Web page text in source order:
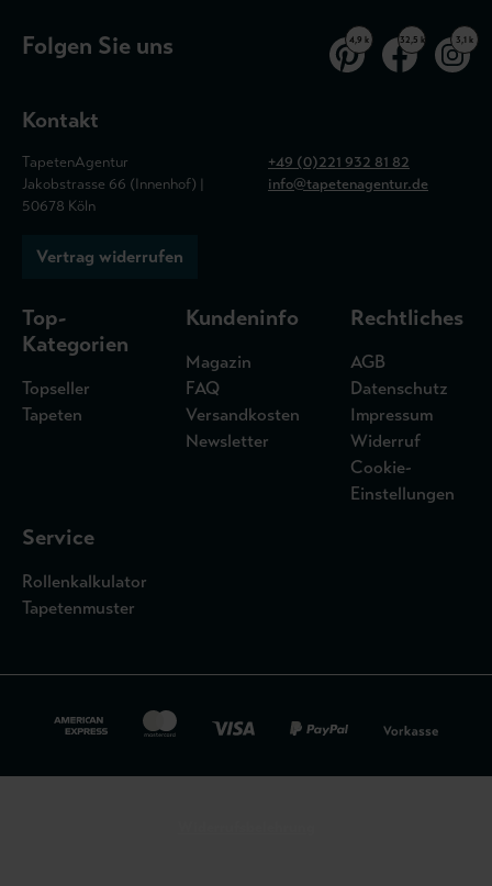
Folgen Sie uns 4,9 k 32,5 k 3,1 k
Kontakt
TapetenAgentur
Jakobstrasse 66 (Innenhof) |
50678 Köln
+49 (0)221 932 81 82
info@tapetenagentur.de
Vertrag widerrufen
Top-
Kategorien
Topseller
Tapeten
Kundeninfo
Magazin
FAQ
Versandkosten
Newsletter
Rechtliches
AGB
Datenschutz
Impressum
Widerruf
Cookie-
Einstellungen
Service
Rollenkalkulator
Tapetenmuster